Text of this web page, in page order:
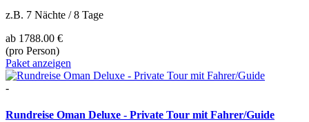
z.B. 7 Nächte / 8 Tage
ab 1788.00 €
(pro Person)
Paket anzeigen
-
Rundreise Oman Deluxe - Private Tour mit Fahrer/Guide